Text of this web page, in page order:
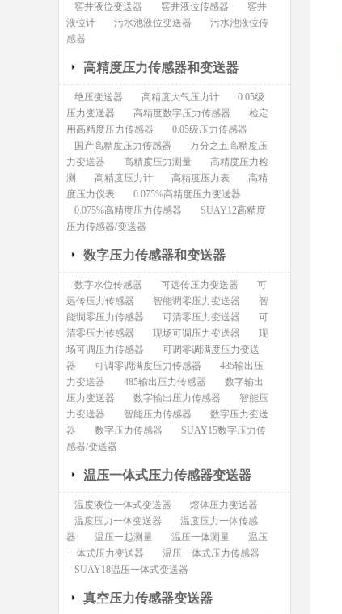
窖井液位变送器
窖井液位传感器
窖井
液位计
污水池液位变送器
污水池液位传
感器
高精度压力传感器和变送器
绝压变送器 高精度大气压力计
0.05级
压力变送器
高精度数字压力传感器
检定
用高精度压力传感器
0.05级压力传感器
国产高精度压力传感器
万分之五高精度压
力变送器
高精度压力测量
高精度压力检
测
高精度压力计 高精度压力表
高精
度压力仪表
0.075%高精度压力变送器
0.075%高精度压力传感器
SUAY12高精度
压力传感器/变送器
数字压力传感器和变送器
数字水位传感器 可远传压力变送器
可
远传压力传感器
智能调零压力变送器
智
能调零压力传感器
可清零压力变送器
可
清零压力传感器
现场可调压力变送器
现
场可调压力传感器
可调零调满度压力变送
器
可调零调满度压力传感器
485输出压
力变送器
485输出压力传感器
数字输出
压力变送器
数字输出压力传感器
智能压
力变送器
智能压力传感器
数字压力变送
器
数字压力传感器
SUAY15数字压力传
感器/变送器
温压一体式压力传感器变送器
温度液位一体式变送器
熔体压力变送器
温度压力一体变送器
温度压力一体传感
器
温压一起测量 温压一体测量
温压
一体式压力变送器
温压一体式压力传感器
SUAY18温压一体式变送器
真空压力传感器变送器